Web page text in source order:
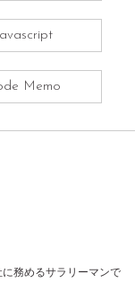
Memo
務めるサラリーマンで